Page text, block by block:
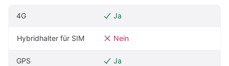
4G Ja
Hybridhalter für SIM Nein
GPS Ja